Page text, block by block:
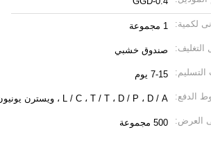
لكمية: 1 مجموعة
التغليف: صندوق خشبي
7-15 يوم
الدفع: L / C ، T / T ، D / P ، D / A ، ويسترن يونيون ، موني جرام
العرض: 500 مجموعة